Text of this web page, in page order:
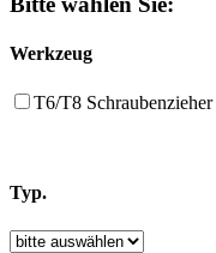
Werkzeug
T6/T8
Typ.